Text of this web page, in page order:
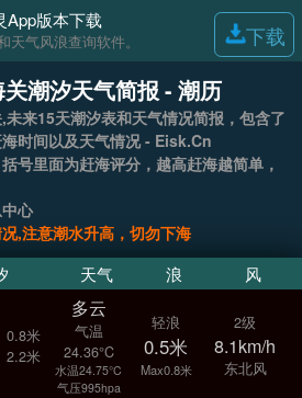
App版本下载
天气风浪查询软件。 下载
潮汐天气简报 - 潮历
时间以及天气情况 - Eisk.Cn
号里面为赶海评分，越高赶海越简单，
心
,注意潮水升高，切勿下海
天气 浪 风
0.8米
2.2米
多云
气温
24.36°C
水温24.75°C
气压995hpa
轻浪
0.5米
Max0.8米
2级
8.1km/h
东北风